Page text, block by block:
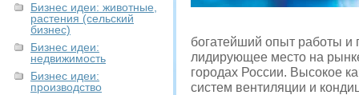
Бизнес идеи: животные,
растения (сельский
бизнес)
Бизнес идеи:
недвижимость
Бизнес идеи:
производство
богатейший опыт работы и
лидирующее место на
городах России. Высокое
систем вентиляции и